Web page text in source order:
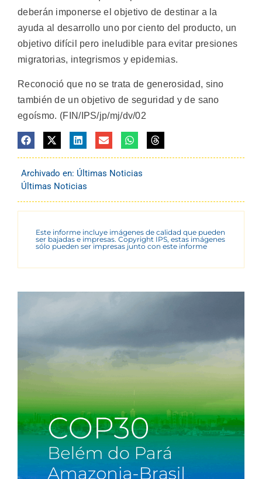
deberán imponerse el objetivo de destinar a la
ayuda al desarrollo uno por ciento del producto, un
objetivo difícil pero ineludible para evitar presiones
migratorias, integrismos y epidemias.
Reconoció que no se trata de generosidad, sino
también de un objetivo de seguridad y de sano
egoísmo. (FIN/IPS/jp/mj/dv/02
Archivado en: Últimas Noticias
Últimas Noticias
Este informe incluye imágenes de calidad que pueden
ser bajadas e impresas. Copyright IPS, estas imágenes
sólo pueden ser impresas junto con este informe